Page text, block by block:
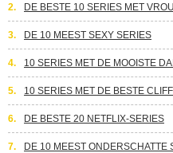
2. DE BESTE 10 SERIES MET
3. DE 10 MEEST SEXY SERIES
4. 10 SERIES MET DE MOOISTE
5. 10 SERIES MET DE BESTE
6. DE BESTE 20 NETFLIX-SERIES
7. DE 10 MEEST ONDERSCHATTE